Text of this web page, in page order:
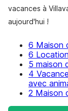
vacances à
aujourd'hui !
6 Maison
6
5 maison
4
avec
2 Maison